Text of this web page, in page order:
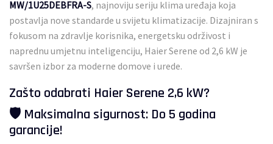
MW/1U25DEBFRA-S, najnoviju seriju klima uređaja koja
postavlja nove standarde u svijetu klimatizacije. Dizajniran s
fokusom na zdravlje korisnika, energetsku održivost i
naprednu umjetnu inteligenciju, Haier Serene od 2,6 kW je
savršen izbor za moderne domove i urede.
Zašto odabrati Haier Serene 2,6 kW?
🛡️ Maksimalna sigurnost: Do 5 godina
garancije!